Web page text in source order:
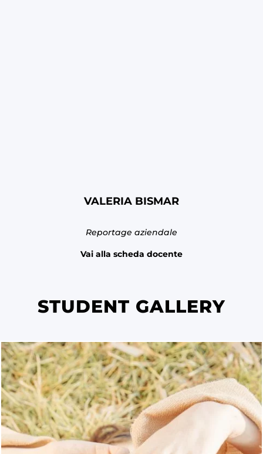
VALERIA BISMAR
Reportage aziendale
Vai alla scheda docente
STUDENT GALLERY